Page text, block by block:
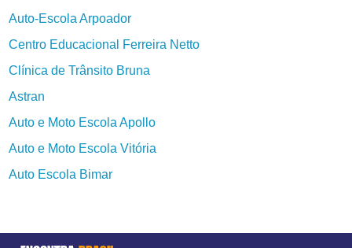
Auto-Escola Arpoador
Centro Educacional Ferreira Netto
Clínica de Trânsito Bruna
Astran
Auto e Moto Escola Apollo
Auto e Moto Escola Vitória
Auto Escola Bimar